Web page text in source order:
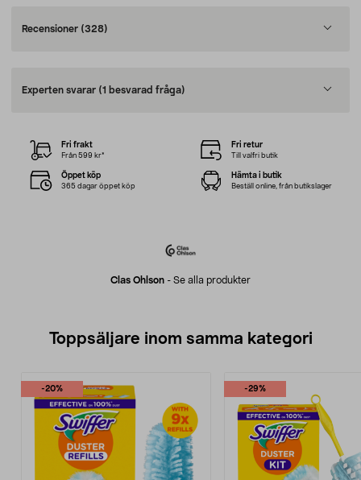
Recensioner (328)
Experten svarar (1 besvarad fråga)
Clas Ohlson - Se alla produkter
Fri frakt
Från 599 kr*
Fri retur
Till valfri butik
Öppet köp
365 dagar öppet köp
Hämta i butik
Beställ online, från butikslager
Toppsäljare inom samma kategori
-20% -29%